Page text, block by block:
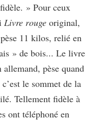
» Pour ceux
Livre rouge original,
11 kilos, relié en
» de bois... Le livre
allemand, pèse quand
le sommet de la
Tellement fidèle à
ont téléphoné en